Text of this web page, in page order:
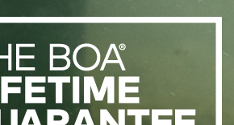
I
O
N